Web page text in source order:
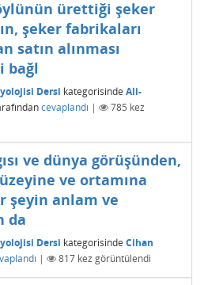
ürettiği şeker
şeker fabrikaları
satın alınması
bağl
Dersi kategorisinde Ali-
cevaplandı | 785 kez
ve dünya görüşünden,
ve ortamına
şeyin anlam ve
da
Dersi kategorisinde Cihan
| 817kez görüntülendi